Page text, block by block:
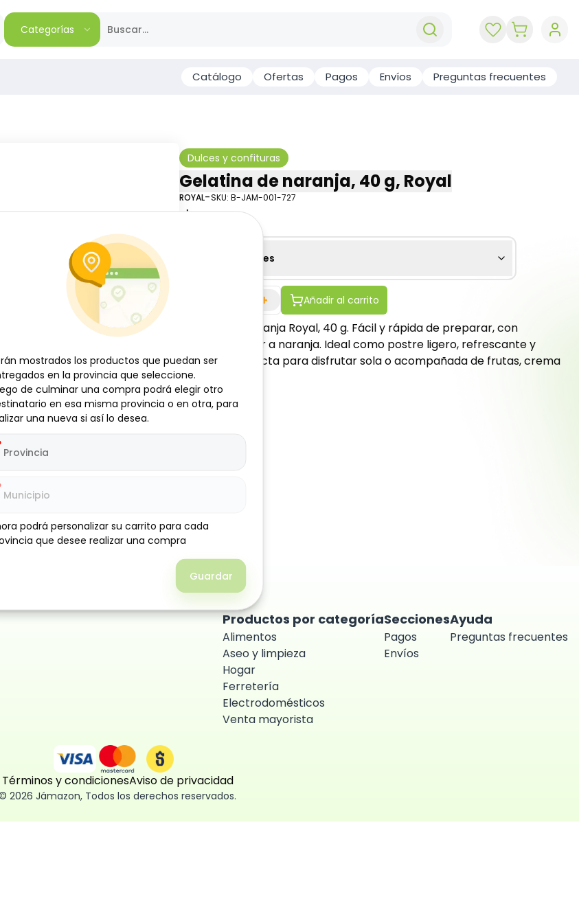
Categorías
Catálogo Ofertas Pagos Envíos Preguntas frecuentes
Dulces y confituras
Gelatina de naranja, 40 g, Royal
ROYAL-SKU: B-JAM-001-727
$
Especificaciones
+ Añadir al carrito
Gelatina de naranja Royal, 40 g. Fácil y rápida de preparar, con
auténtico sabor a naranja. Ideal como postre ligero, refrescante y
delicioso, perfecta para disfrutar sola o acompañada de frutas, crema
o yogur.
Productos por categoría
Alimentos
Aseo y limpieza
Hogar
Ferretería
Electrodomésticos
Venta mayorista
Secciones
Pagos
Envíos
Ayuda
Preguntas frecuentes
Términos y condicionesAviso de privacidad
2026 Jámazon, Todos los derechos reservados.
mostrados los productos que puedan ser
en la provincia que seleccione.
de culminar una compra podrá elegir otro
en esa misma provincia o en otra, para
una nueva si así lo desea.
podrá personalizar su carrito para cada
que desee realizar una compra
Guardar
mostrados los productos que puedan ser
en la provincia que seleccione.
de culminar una compra podrá elegir otro
en esa misma provincia o en otra, para
una nueva si así lo desea.
podrá personalizar su carrito para cada
que desee realizar una compra
Guardar